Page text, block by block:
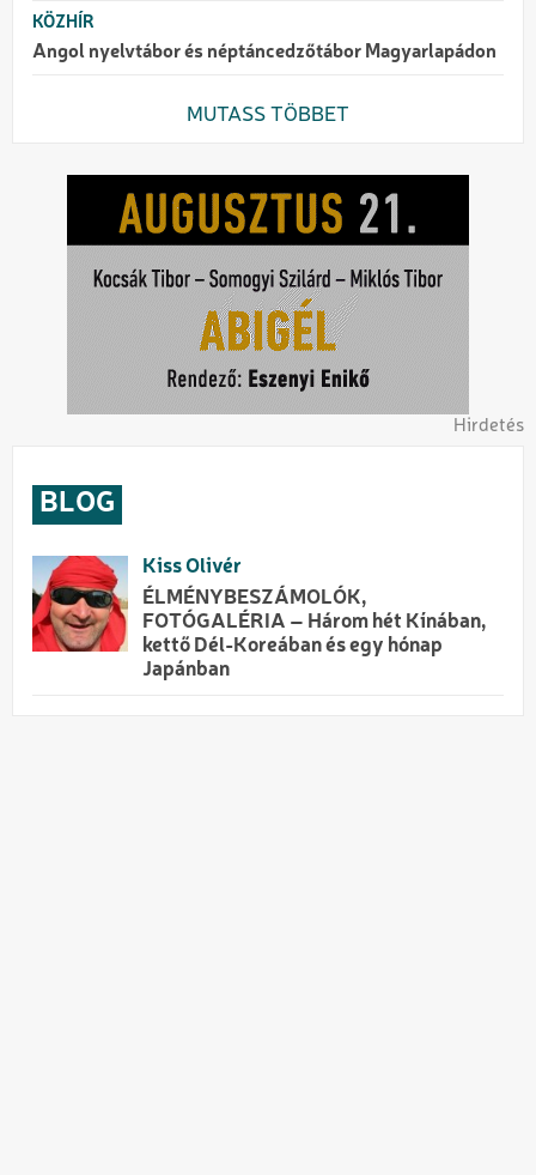
KÖZHÍR
Angol nyelvtábor és néptáncedzőtábor Magyarlapádon
MUTASS TÖBBET
Hirdetés
BLOG
Kiss Olivér
ÉLMÉNYBESZÁMOLÓK,
FOTÓGALÉRIA – Három hét Kínában,
kettő Dél-Koreában és egy hónap
Japánban